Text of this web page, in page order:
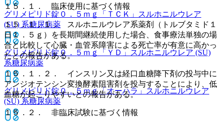
グリメピリド錠０．５ｍｇ「ＴＣＫ」
スルホニルウレア
(SU) 系糖尿病薬
グリメピリド錠０．５ｍｇ「ＹＤ」
スルホニルウレア (SU)
系糖尿病薬
グリメピリド錠０．５ｍｇ「オーハラ」
スルホニルウレア
(SU) 系糖尿病薬
１５．１． 臨床使用に基づく情報
１５．１．１． スルホニルウレア系薬剤（トルブタミド１
日１．５ｇ）を長期間継続使用した場合、食事療法単独の場
合と比較して心臓・血管系障害による死亡率が有意に高かっ
たとの報告がある。
１５．１．２． インスリン又は経口血糖降下剤の投与中に
アンジオテンシン変換酵素阻害剤を投与することにより、低
血糖が起こりやすいとの報告がある。
１５．２． 非臨床試験に基づく情報